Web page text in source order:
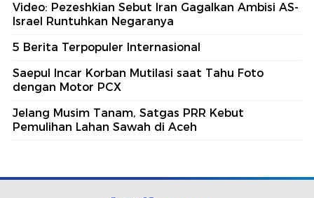
Video: Pezeshkian Sebut Iran Gagalkan Ambisi AS-
Israel Runtuhkan Negaranya
5 Berita Terpopuler Internasional
Saepul Incar Korban Mutilasi saat Tahu Foto
dengan Motor PCX
Jelang Musim Tanam, Satgas PRR Kebut
Pemulihan Lahan Sawah di Aceh